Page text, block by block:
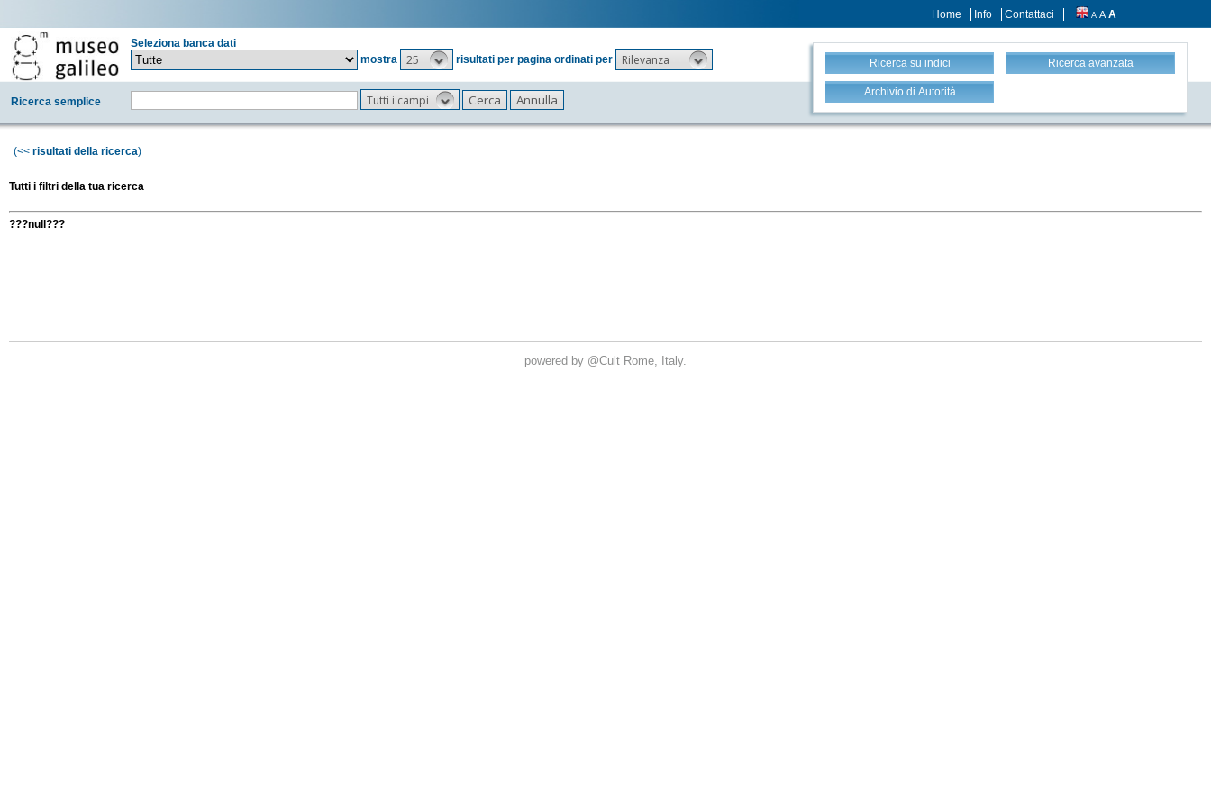
Home Info Contattaci A A A
Seleziona banca dati
mostra
25 risultati per pagina ordinati per Rilevanza
Ricerca semplice Tutti i campi
Ricerca su indici Ricerca avanzata
Archivio di Autorità
(<< risultati della ricerca)
Tutti i filtri della tua ricerca
???null???
powered by @Cult Rome, Italy.